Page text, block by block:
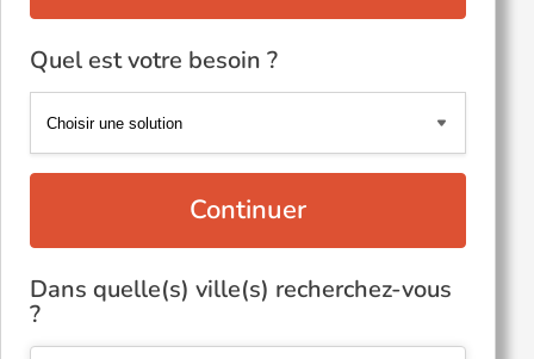
Quel est votre besoin ?
Continuer
Dans quelle(s) ville(s) recherchez-vous
?